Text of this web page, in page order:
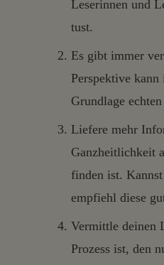
Leserinnen und
tust.
Es gibt immer
Perspektive
Grundlage
Liefere mehr
Ganzheitlichkeit
finden ist.
empfiehl diese
Vermittle deinen
Prozess ist, den